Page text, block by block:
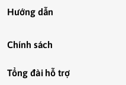
#chuothamster
#Kana #Hamster
#phụkiệnchuột
Hướng dẫn
Chính sách
Tổng đài hỗ trợ